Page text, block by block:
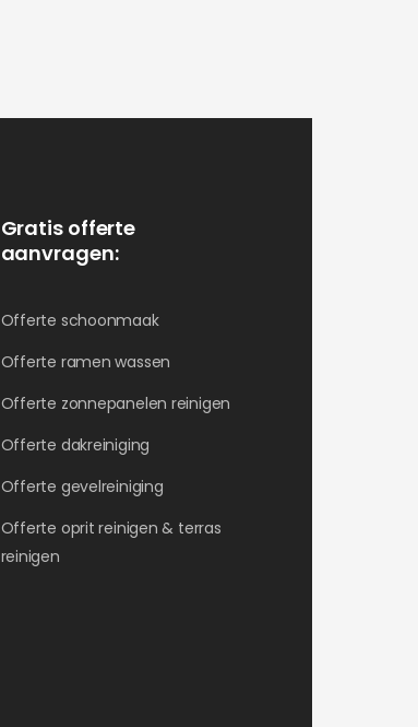
Gratis offerte
aanvragen:
Offerte schoonmaak
Offerte ramen wassen
Offerte zonnepanelen reinigen
Offerte dakreiniging
Offerte gevelreiniging
Offerte oprit reinigen & terras
reinigen